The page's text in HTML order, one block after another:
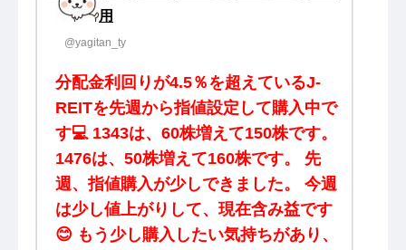
用
@yagitan_ty
分配金利回りが4.5％を超えているJ-
REITを先週から指値設定して購入中で
す💻 1343は、60株増えて150株です。
1476は、50株増えて160株です。 先
週、指値購入が少しできました。 今週
は少し値上がりして、現在含み益です
😊 もう少し購入したい気持ちがあり、